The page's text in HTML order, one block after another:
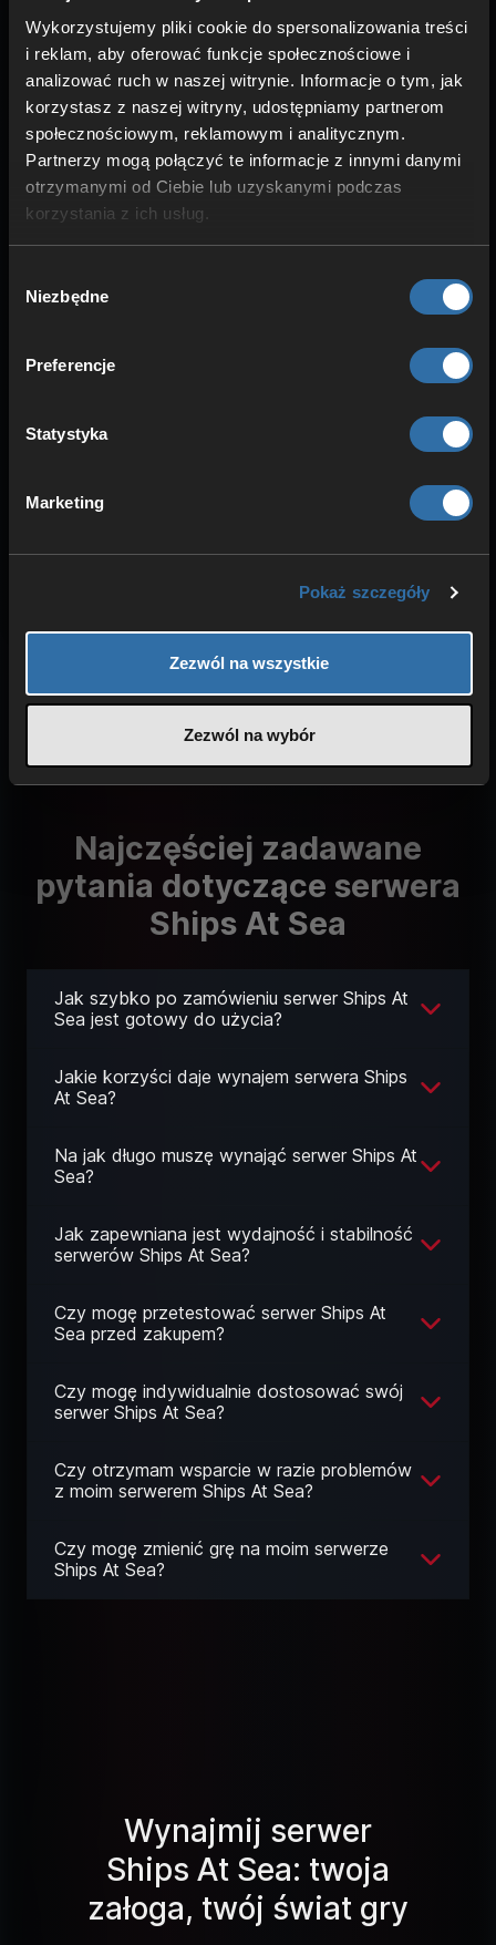
Wykorzystujemy pliki cookie do spersonalizowania treści
i reklam, aby oferować funkcje społecznościowe i
analizować ruch w naszej witrynie. Informacje o tym, jak
korzystasz z naszej witryny, udostępniamy partnerom
społecznościowym, reklamowym i analitycznym.
Partnerzy mogą połączyć te informacje z innymi danymi
otrzymanymi od Ciebie lub uzyskanymi podczas
korzystania z ich usług.
zgody
Niezbędne
Preferencje
Statystyka
Marketing
Pokaż szczegóły
Zezwól na wszystkie
Zezwól na wybór
Wysoka stabilność
Najczęściej zadawane
pytania dotyczące serwera
Ships At Sea
Jak szybko po zamówieniu serwer Ships At
Sea jest gotowy do użycia?
Jakie korzyści daje wynajem serwera Ships
At Sea?
Na jak długo muszę wynająć serwer Ships At
Sea?
Jak zapewniana jest wydajność i stabilność
serwerów Ships At Sea?
Czy mogę przetestować serwer Ships At
Sea przed zakupem?
Czy mogę indywidualnie dostosować swój
serwer Ships At Sea?
Czy otrzymam wsparcie w razie problemów
z moim serwerem Ships At Sea?
Czy mogę zmienić grę na moim serwerze
Ships At Sea?
Wynajmij serwer
Ships At Sea: twoja
załoga, twój świat gry